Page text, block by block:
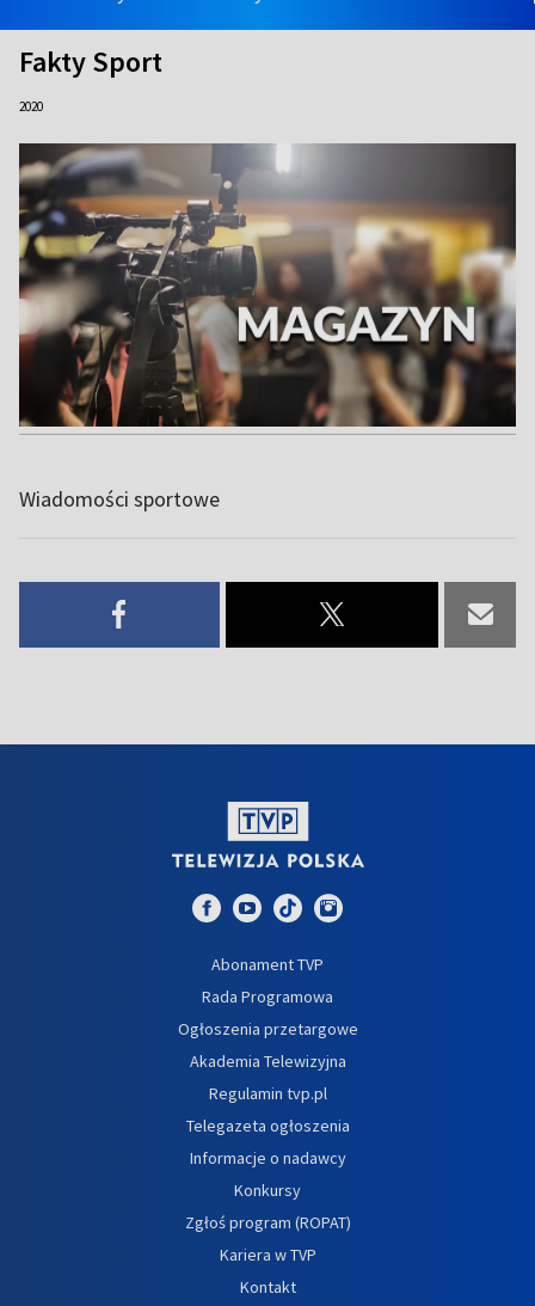
Fakty Sport
2020
Wiadomości sportowe
Abonament TVP
Rada Programowa
Ogłoszenia przetargowe
Akademia Telewizyjna
Regulamin tvp.pl
Telegazeta ogłoszenia
Informacje o nadawcy
Konkursy
Zgłoś program (ROPAT)
Kariera w TVP
Kontakt